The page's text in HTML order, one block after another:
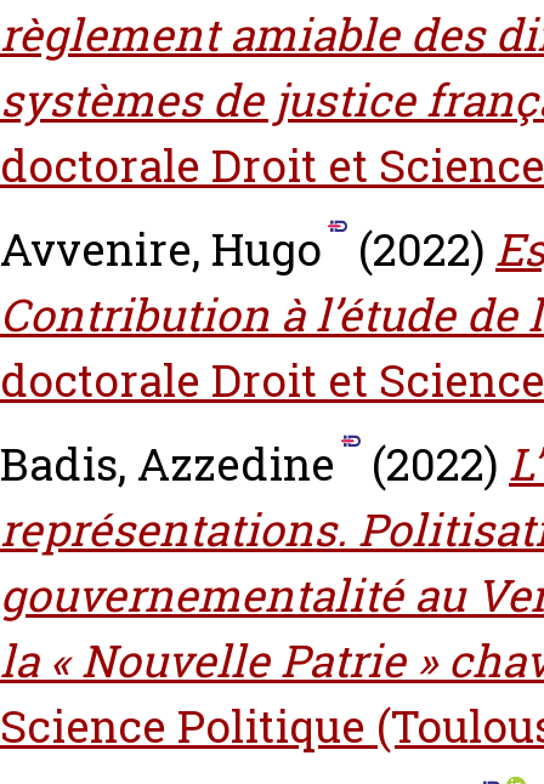
règlement amiable des
systèmes de justice
doctorale Droit et
Avvenire, Hugo
(2022)
Contribution à l’étude
doctorale Droit et
Badis, Azzedine
(2022)
représentations.
gouvernementalité au
la « Nouvelle Patrie »
Science Politique